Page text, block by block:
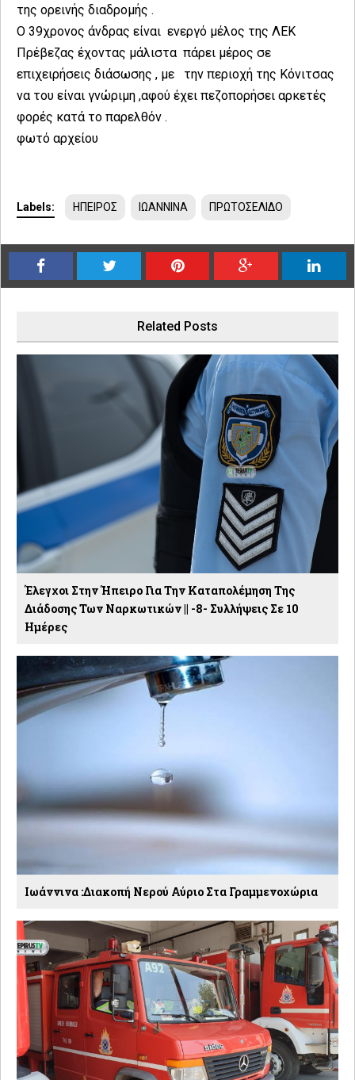
της ορεινής διαδρομής .
Ο 39χρονος άνδρας είναι ενεργό μέλος της ΛΕΚ
Πρέβεζας έχοντας μάλιστα πάρει μέρος σε
επιχειρήσεις διάσωσης , με την περιοχή της Κόνιτσας
να του είναι γνώριμη ,αφού έχει πεζοπορήσει αρκετές
φορές κατά το παρελθόν .
φωτό αρχείου
Labels: ΗΠΕΙΡΟΣ ΙΩΑΝΝΙΝΑ ΠΡΩΤΟΣΕΛΙΔΟ
Related Posts
Έλεγχοι Στην Ήπειρο Για Την Καταπολέμηση Της
Διάδοσης Των Ναρκωτικών || -8- Συλλήψεις Σε 10
Ημέρες
Ιωάννινα :Διακοπή Νερού Αύριο Στα Γραμμενοχώρια